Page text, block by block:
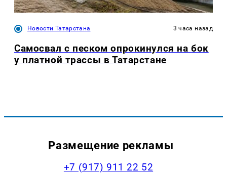
Новости Татарстана 3 часа назад
Самосвал с песком опрокинулся на бок
у платной трассы в Татарстане
Размещение рекламы
+7 (917) 911 22 52